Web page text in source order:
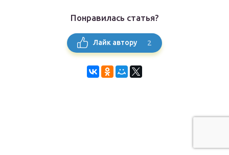
Понравилась статья?
Лайк автору 2